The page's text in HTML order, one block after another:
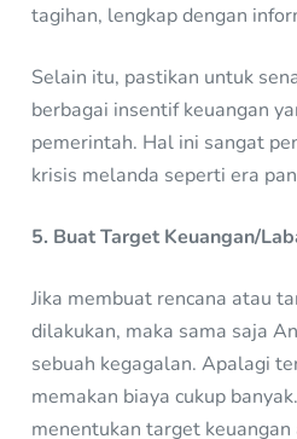
tagihan, lengkap dengan
Selain itu, pastikan untuk
berbagai insentif keuangan
pemerintah. Hal ini sangat
krisis melanda seperti era
5. Buat Target Keuangan/
Jika membuat rencana atau
dilakukan, maka sama saja
sebuah kegagalan. Apalagi
memakan biaya cukup
menentukan target